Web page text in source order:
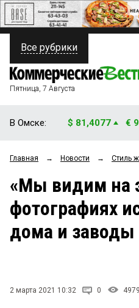
ПОЛИТИКА
ФИНАНСЫ
ОБЩЕСТВО
ЗАКОН
НОВОСТИ КОМПАНИЙ
Все рубрики
Пятница, 7 Августа
В Омске: $ 81,4077 €
Главная → Новости → Стиль
«Мы видим на
фотографиях
дома и заводы
2 марта 2021 10:32 0 4979